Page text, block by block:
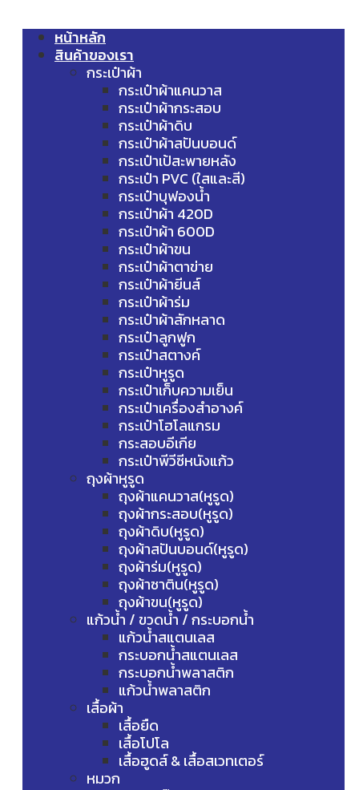
หน้าหลัก
สินค้าของเรา
กระเป๋าผ้า
กระเป๋าผ้าแคนวาส
กระเป๋าผ้ากระสอบ
กระเป๋าผ้าดิบ
กระเป๋าผ้าสปันบอนด์
กระเป๋าเป้สะพายหลัง
กระเป๋า PVC (ใสและสี)
กระเป๋าบุฟองน้ำ
กระเป๋าผ้า 420D
กระเป๋าผ้า 600D
กระเป๋าผ้าขน
กระเป๋าผ้าตาข่าย
กระเป๋าผ้ายีนส์
กระเป๋าผ้าร่ม
กระเป๋าผ้าสักหลาด
กระเป๋าลูกฟูก
กระเป๋าสตางค์
กระเป๋าหูรูด
กระเป๋าเก็บความเย็น
กระเป๋าเครื่องสำอางค์
กระเป๋าโฮโลแกรม
กระสอบอีเกีย
กระเป๋าพีวีซีหนังแก้ว
ถุงผ้าหูรูด
ถุงผ้าแคนวาส(หูรูด)
ถุงผ้ากระสอบ(หูรูด)
ถุงผ้าดิบ(หูรูด)
ถุงผ้าสปันบอนด์(หูรูด)
ถุงผ้าร่ม(หูรูด)
ถุงผ้าซาติน(หูรูด)
ถุงผ้าขน(หูรูด)
แก้วน้ำ / ขวดน้ำ / กระบอกน้ำ
แก้วน้ำสแตนเลส
กระบอกน้ำสแตนเลส
กระบอกน้ำพลาสติก
แก้วน้ำพลาสติก
เสื้อผ้า
เสื้อยืด
เสื้อโปโล
เสื้อฮูดส์ & เสื้อสเวทเตอร์
หมวก